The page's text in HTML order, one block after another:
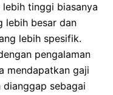
tinggi biasanya
lebih besar dan
lebih spesifik.
pengalaman
mendapatkan gaji
sebagai